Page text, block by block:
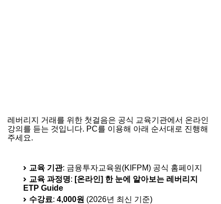
레버리지 거래를 위한 첫걸음은 공식 교육기관에서 온라인
강의를 듣는 것입니다. PC를 이용해 아래 순서대로 진행해
주세요.
교육 기관: 금융투자교육원(KIFPM) 공식 홈페이지
교육 과정명: [온라인] 한 눈에 알아보는 레버리지
ETP Guide
수강료: 4,000원 (2026년 최신 기준)